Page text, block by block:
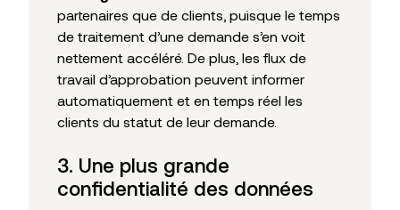
partenaires que de clients, puisque le temps
de traitement d’une demande s’en voit
nettement accéléré. De plus, les flux de
travail d’approbation peuvent informer
automatiquement et en temps réel les
clients du statut de leur demande.
3. Une plus grande
confidentialité des données